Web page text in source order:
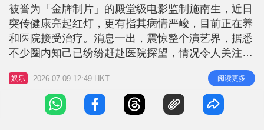
n
n
r
e
被誉为「金牌制片」的殿堂级电影监制施南生，近日
突传健康亮起红灯，更有指其病情严峻，目前正在养
和医院接受治疗。消息一出，震惊整个演艺界，据悉
不少圈内知己已纷纷赶赴医院探望，情况令人关注。
谢宁回应施南生传病危 今日（9日）前港姐冠军谢宁
现身为其创办的曲奇品牌新旗舰店主持开幕剪彩，传
媒焦点落在这位与施南生曾有深厚渊源的昔日好友身
上。面对记者追问，谢宁首度就施南生的病危传闻作
娱乐 2026-07-09 12:49 HKT 阅读更多